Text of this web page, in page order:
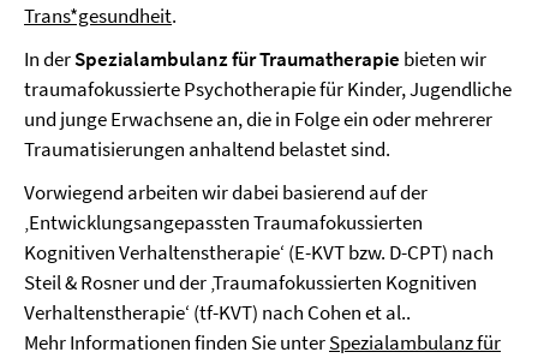
Trans*gesundheit.
In derSpezialambulanz für Traumatherapie bieten wir
traumafokussierte Psychotherapie für Kinder, Jugendliche
und junge Erwachsene an, die in Folge ein oder mehrerer
Traumatisierungen anhaltend belastet sind.
Vorwiegend arbeiten wir dabei basierend auf der
‚Entwicklungsangepassten Traumafokussierten
Kognitiven Verhaltenstherapie‘ (E-KVT bzw. D-CPT) nach
Steil & Rosner und der ‚Traumafokussierten Kognitiven
Verhaltenstherapie‘ (tf-KVT) nach Cohen et al..
Mehr Informationen finden Sie unterSpezialambulanz für